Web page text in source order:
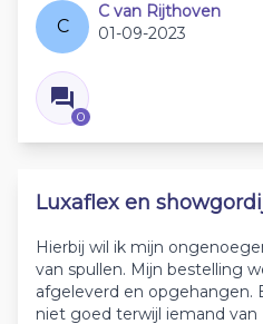
C
C van Rijthoven
01-09-2023
0
Luxaflex en
Hierbij wil ik mijn
van spullen. Mijn bestelling
afgeleverd en opgehangen.
niet goed terwijl iemand van